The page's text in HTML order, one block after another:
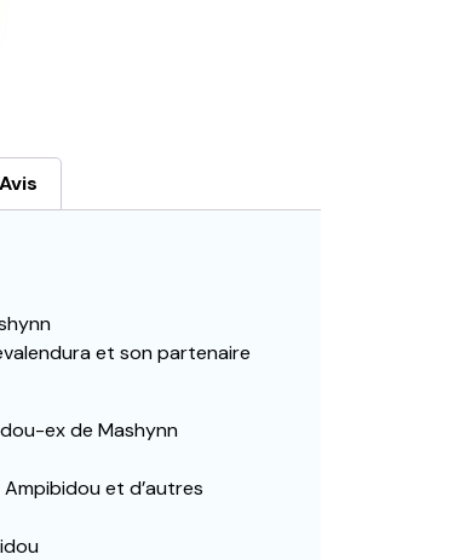
Avis
et son partenaire
ex de Mashynn
et d’autres